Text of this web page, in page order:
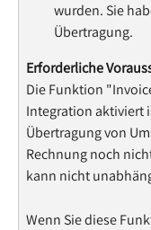
wurden. Sie
Übertragung.
Erforderliche
Die Funktion
Integration aktiviert
Übertragung von
Rechnung noch
kann nicht
Wenn Sie diese